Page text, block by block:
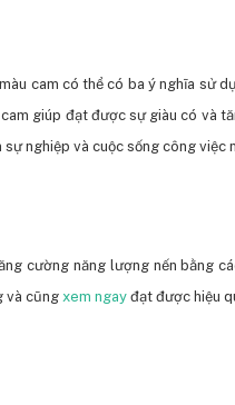
màu cam có thể có ba ý nghĩa sử
giúp đạt được sự giàu có và
sự nghiệp và cuộc sống công việc
cường năng lượng nến bằng
và cũng xem ngay đạt được hiệu